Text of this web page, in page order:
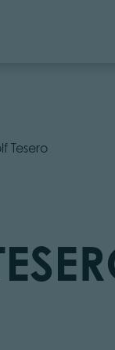
Tesero